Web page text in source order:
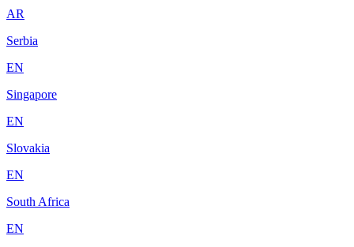
AR
Serbia
EN
Singapore
EN
Slovakia
EN
South Africa
EN